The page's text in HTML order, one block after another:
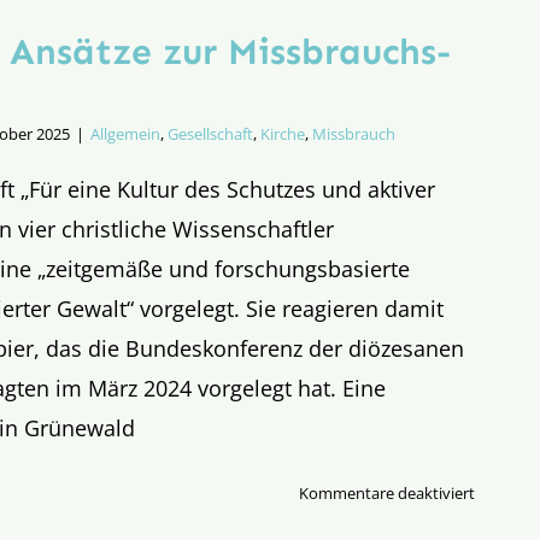
zur Missbrauchs­
2025 | Allgemein,Gesellschaft, Kirche, Missbrauch
„Für eine Kultur des Schutzes und aktiver
vier christliche Wissenschaftler
„zeitgemäße und forschungsbasierte
Gewalt“ vorgelegt. Sie reagieren damit
das die Bundeskonferenz der diözesanen
im März 2024 vorgelegt hat. Eine
Grünewald
Kommentare deaktiviertfür